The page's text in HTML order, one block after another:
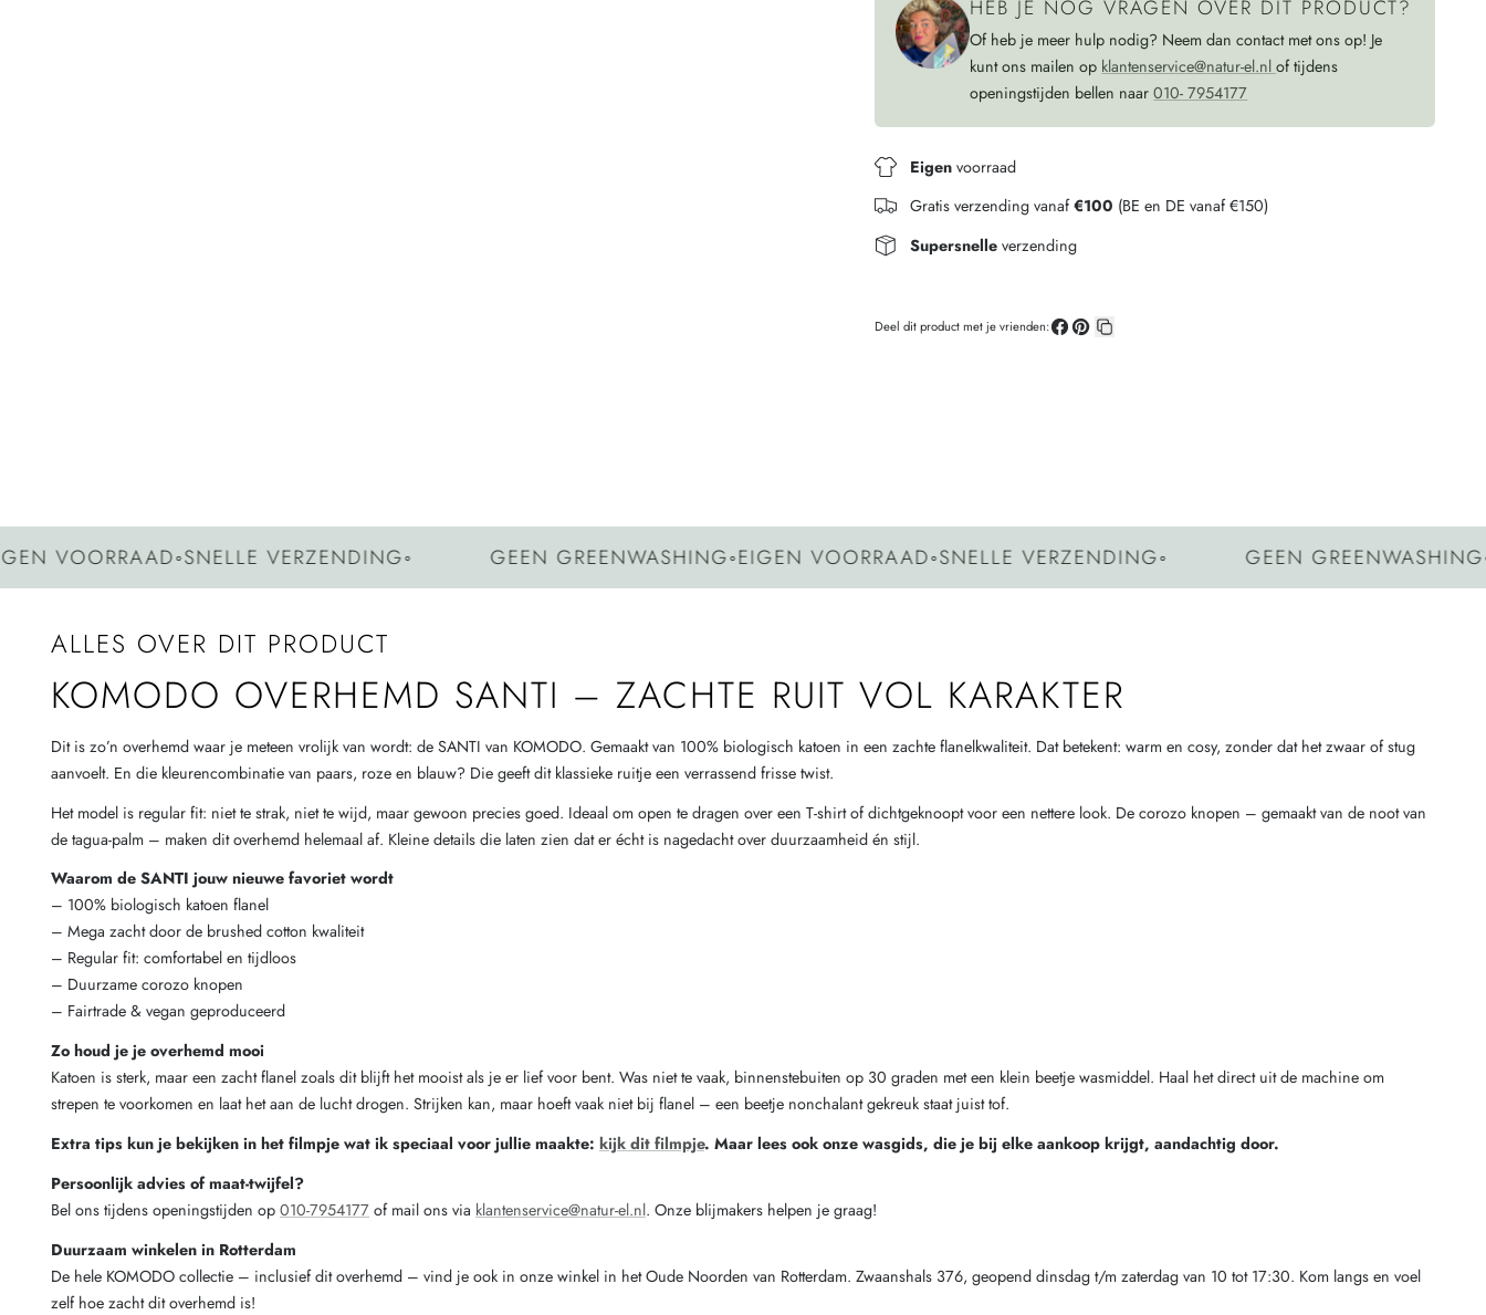
HEB JE NOG VRAGEN OVER DIT PRODUCT?
Of heb je meer hulp nodig? Neem dan contact met ons op! Je
kunt ons mailen op klantenservice@natur-el.nlof tijdens
openingstijden bellen naar010- 7954177
Eigen voorraad
Gratis verzending vanaf€100 (BE en DE vanaf €150)
Supersnelle verzending
Deel dit product met je vrienden:
◦SNELLE VERZENDING◦ GEEN GREENWASHING◦EIGEN VOORRAAD◦SNELLE VERZENDING◦ GEEN GREENWASHING◦EIGEN
ALLES OVER DIT PRODUCT
KOMODO OVERHEMD SANTI – ZACHTE RUIT VOL KARAKTER
Dit is zo’n overhemd waar je meteen vrolijk van wordt: de SANTI van KOMODO. Gemaakt van 100% biologisch katoen in een zachte flanelkwaliteit. Dat betekent: warm en cosy, zonder dat het zwaar of stug
aanvoelt. En die kleurencombinatie van paars, roze en blauw? Die geeft dit klassieke ruitje een verrassend frisse twist.
Het model is regular fit: niet te strak, niet te wijd, maar gewoon precies goed. Ideaal om open te dragen over een T-shirt of dichtgeknoopt voor een nettere look. De corozo knopen – gemaakt van de noot van
de tagua-palm – maken dit overhemd helemaal af. Kleine details die laten zien dat er écht is nagedacht over duurzaamheid én stijl.
Waarom de SANTI jouw nieuwe favoriet wordt
– 100% biologisch katoen flanel
– Mega zacht door de brushed cotton kwaliteit
– Regular fit: comfortabel en tijdloos
– Duurzame corozo knopen
– Fairtrade & vegan geproduceerd
Zo houd je je overhemd mooi
Katoen is sterk, maar een zacht flanel zoals dit blijft het mooist als je er lief voor bent. Was niet te vaak, binnenstebuiten op 30 graden met een klein beetje wasmiddel. Haal het direct uit de machine om
strepen te voorkomen en laat het aan de lucht drogen. Strijken kan, maar hoeft vaak niet bij flanel – een beetje nonchalant gekreuk staat juist tof.
Extra tips kun je bekijken in het filmpje wat ik speciaal voor jullie maakte: kijk dit filmpje. Maar lees ook onze wasgids, die je bij elke aankoop krijgt, aandachtig door.
Persoonlijk advies of maat-twijfel?
Bel ons tijdens openingstijden op 010-7954177 of mail ons via klantenservice@natur-el.nl. Onze blijmakers helpen je graag!
Duurzaam winkelen in Rotterdam
De hele KOMODO collectie – inclusief dit overhemd – vind je ook in onze winkel in het Oude Noorden van Rotterdam. Zwaanshals 376, geopend dinsdag t/m zaterdag van 10 tot 17:30. Kom langs en voel
zelf hoe zacht dit overhemd is!